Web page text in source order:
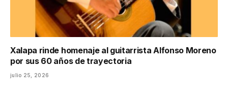
Xalapa rinde homenaje al guitarrista Alfonso Moreno
por sus 60 años de trayectoria
julio 25, 2026